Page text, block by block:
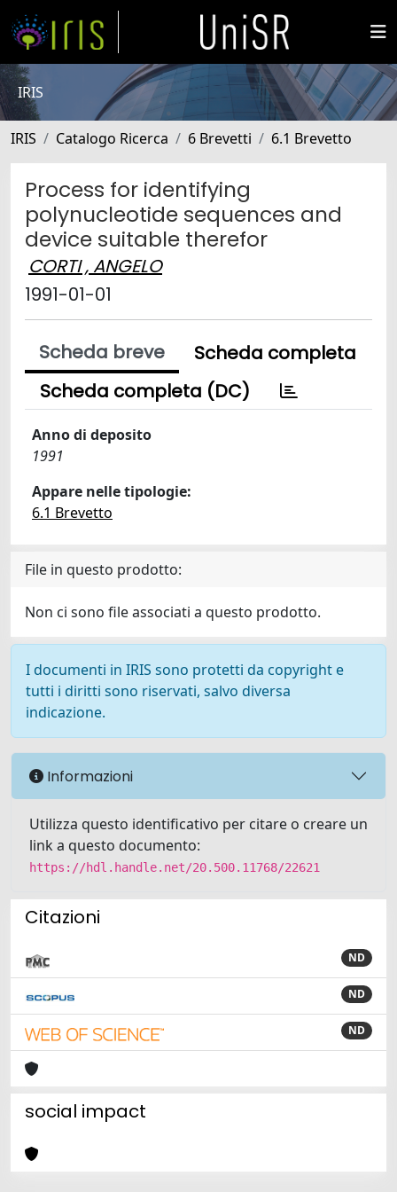
IRIS
IRIS Catalogo Ricerca 6 Brevetti 6.1 Brevetto
Process for identifying
polynucleotide sequences and
device suitable therefor
CORTI , ANGELO
1991-01-01
Scheda breve
Scheda completa
Scheda completa (DC)
Anno di deposito
1991
Appare nelle tipologie:
6.1 Brevetto
File in questo prodotto:
Non ci sono file associati a questo prodotto.
I documenti in IRIS sono protetti da copyright e
tutti i diritti sono riservati, salvo diversa
indicazione.
Informazioni
Utilizza questo identificativo per citare o creare un
link a questo documento:
https://hdl.handle.net/20.500.11768/22621
Citazioni
ND
ND
ND
social impact